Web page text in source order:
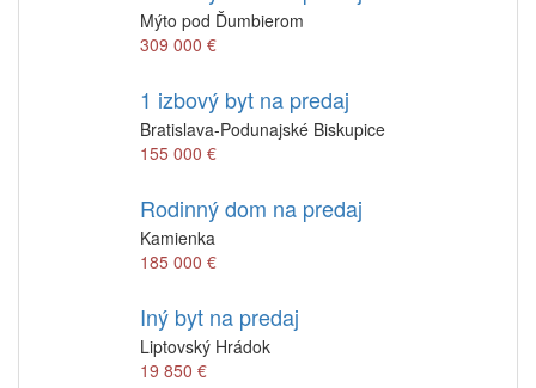
Mýto pod Ďumbierom
309 000 €
1 izbový byt na predaj
Bratislava-Podunajské Biskupice
155 000 €
Rodinný dom na predaj
Kamienka
185 000 €
Iný byt na predaj
Liptovský Hrádok
19 850 €